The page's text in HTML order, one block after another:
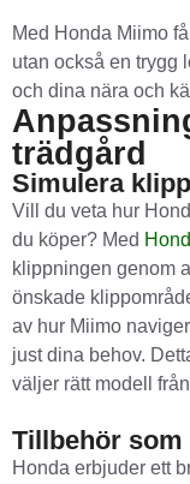
Med Honda Miimo
utan också en trygg
och dina nära och
trädgård
Simulera
Vill du veta hur
du köper? Med
klippningen genom
önskade
av hur Miimo
just dina behov.
väljer rätt modell
Tillbehör
Honda erbjuder ett